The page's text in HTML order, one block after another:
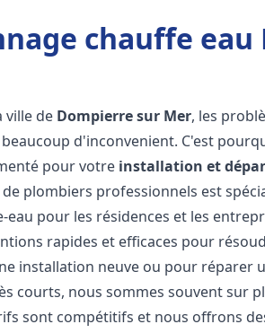
chauffe eau
ville de Dompierre sur Mer, les
d'inconvenient. C'est
pour votre installation et
plombiers professionnels est
eau pour les résidences et les
rapides et efficaces pour
installation neuve ou pour réparer
courts, nous sommes souvent sur
sont compétitifs et nous offrons